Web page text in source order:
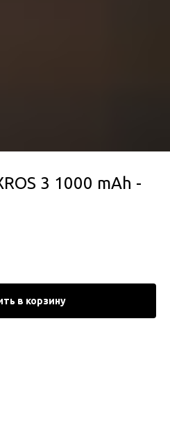
3 1000 mAh -
в корзину